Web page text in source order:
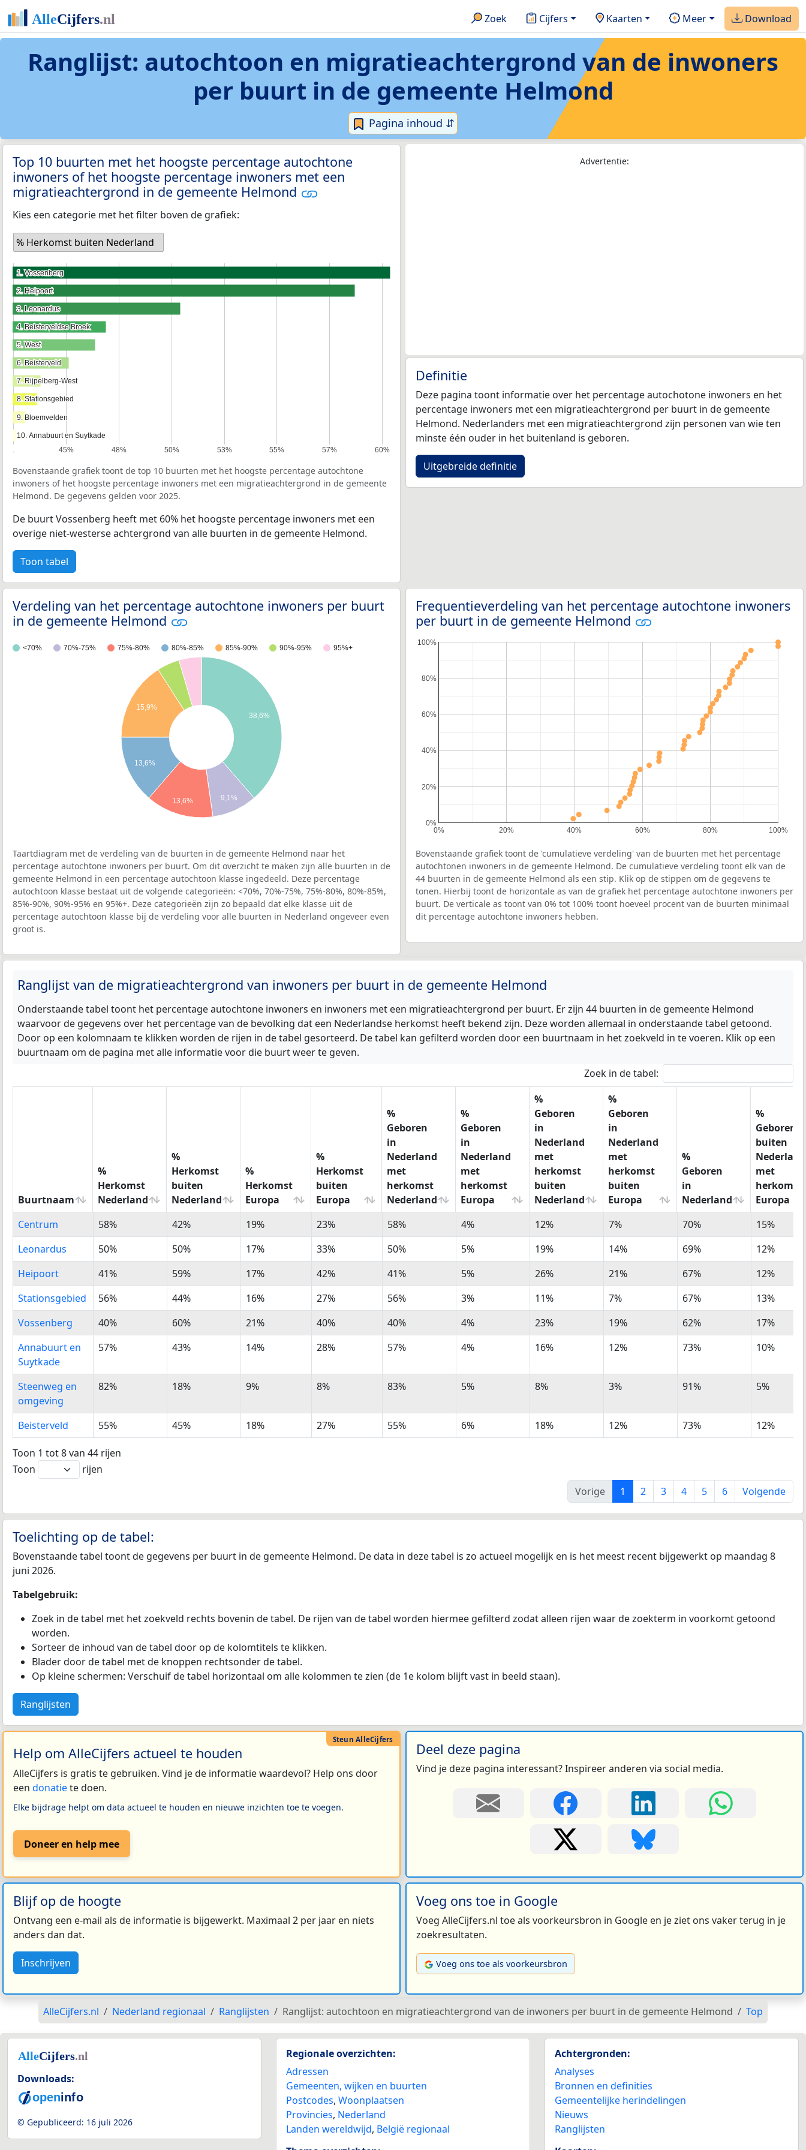
Zoek Cijfers Kaarten Meer Download
Ranglijst: autochtoon en migratieachtergrond van de inwoners
per buurt in de gemeente Helmond
Pagina inhoud ⇵
Top 10 buurten met het hoogste percentage autochtone
inwoners of het hoogste percentage inwoners met een
migratieachtergrond in de gemeente Helmond
Kies een categorie met het filter boven de grafiek:
% Herkomst buiten Nederland
45% 48% 50% 53% 55% 57% 60%
1. Vossenberg
1. Vossenberg
2. Heipoort
2. Heipoort
3. Leonardus
3. Leonardus
4. Beisterveldse Broek
4. Beisterveldse Broek
5. West
5. West
6. Beisterveld
6. Beisterveld
7. Rijpelberg-West
7. Rijpelberg-West
8. Stationsgebied
8. Stationsgebied
9. Bloemvelden
9. Bloemvelden
10. Annabuurt en Suytkade
10. Annabuurt en Suytkade
Bovenstaande grafiek toont de top 10 buurten met het hoogste percentage autochtone
inwoners of het hoogste percentage inwoners met een migratieachtergrond in de gemeente
Helmond. De gegevens gelden voor 2025.
De buurt Vossenberg heeft met 60% het hoogste percentage inwoners met een
overige niet-westerse achtergrond van alle buurten in de gemeente Helmond.
Toon tabel
Advertentie:
Definitie
Deze pagina toont informatie over het percentage autochotone inwoners en het
percentage inwoners met een migratieachtergrond per buurt in de gemeente
Helmond. Nederlanders met een migratieachtergrond zijn personen van wie ten
minste één ouder in het buitenland is geboren.
Uitgebreide definitie
Verdeling van het percentage autochtone inwoners per buurt
in de gemeente Helmond
<70% 70%-75% 75%-80% 80%-85% 85%-90% 90%-95% 95%+
38,6%
9,1%
15,9%
13,6%
13,6%
Taartdiagram met de verdeling van de buurten in de gemeente Helmond naar het
percentage autochtone inwoners per buurt. Om dit overzicht te maken zijn alle buurten in de
gemeente Helmond in een percentage autochtoon klasse ingedeeld. Deze percentage
autochtoon klasse bestaat uit de volgende categorieën: <70%, 70%-75%, 75%-80%, 80%-85%,
85%-90%, 90%-95% en 95%+. Deze categorieën zijn zo bepaald dat elke klasse uit de
percentage autochtoon klasse bij de verdeling voor alle buurten in Nederland ongeveer even
groot is.
Frequentieverdeling van het percentage autochtone inwoners
per buurt in de gemeente Helmond
0% 20% 40% 60% 80% 100%
0%
20%
40%
60%
80%
100%
Bovenstaande grafiek toont de 'cumulatieve verdeling' van de buurten met het percentage
autochtonen inwoners in de gemeente Helmond. De cumulatieve verdeling toont elk van de
44 buurten in de gemeente Helmond als een stip. Klik op de stippen om de gegevens te
tonen. Hierbij toont de horizontale as van de grafiek het percentage autochtone inwoners per
buurt. De verticale as toont van 0% tot 100% toont hoeveel procent van de buurten minimaal
dit percentage autochtone inwoners hebben.
Ranglijst van de migratieachtergrond van inwoners per buurt in de gemeente Helmond
Onderstaande tabel toont het percentage autochtone inwoners en inwoners met een migratieachtergrond per buurt. Er zijn 44 buurten in de gemeente Helmond
waarvoor de gegevens over het percentage van de bevolking dat een Nederlandse herkomst heeft bekend zijn. Deze worden allemaal in onderstaande tabel getoond.
Door op een kolomnaam te klikken worden de rijen in de tabel gesorteerd. De tabel kan gefilterd worden door een buurtnaam in het zoekveld in te voeren. Klik op een
buurtnaam om de pagina met alle informatie voor die buurt weer te geven.
Zoek in de tabel:
Buurtnaam
%
Herkomst
Nederland
%
Herkomst
buiten
Nederland
%
Herkomst
Europa
%
Herkomst
buiten
Europa
%
Geboren
in
Nederland
met
herkomst
Nederland
%
Geboren
in
Nederland
met
herkomst
Europa
%
Geboren
in
Nederland
met
herkomst
buiten
Nederland
%
Geboren
in
Nederland
met
herkomst
buiten
Europa
%
Geboren
in
Nederland
%
Geboren
buiten
Nederland
met
herkomst
Europa
Buurtnaam
%
Herkomst
Nederland
%
Herkomst
buiten
Nederland
%
Herkomst
Europa
%
Herkomst
buiten
Europa
%
Geboren
in
Nederland
met
herkomst
Nederland
%
Geboren
in
Nederland
met
herkomst
Europa
%
Geboren
in
Nederland
met
herkomst
buiten
Nederland
%
Geboren
in
Nederland
met
herkomst
buiten
Europa
%
Geboren
in
Nederland
%
Geboren
buiten
Nederland
met
herkomst
Europa
Centrum 58% 42% 19% 23% 58% 4% 12% 7% 70%
15%
Leonardus
50% 50% 17% 33% 50% 5% 19% 14% 69%
12%
Heipoort
41% 59% 17% 42% 41% 5% 26% 21% 67%
12%
Stationsgebied
56% 44% 16% 27% 56% 3% 11% 7% 67%
13%
Vossenberg
40% 60% 21% 40% 40% 4% 23% 19% 62%
17%
Annabuurt en
Suytkade
57% 43% 14% 28% 57% 4% 16% 12% 73% 10%
Steenweg en
omgeving
82% 18% 9% 8% 83% 5% 8% 3% 91% 5%
Beisterveld 55% 45% 18% 27% 55% 6% 18% 12% 73% 12%
Toon 1 tot 8 van 44 rijen
Toon
rijen
Vorige
1 2 3 4 5 6 Volgende
Toelichting op de tabel:
Bovenstaande tabel toont de gegevens per buurt in de gemeente Helmond. De data in deze tabel is zo actueel mogelijk en is het meest recent bijgewerkt op maandag 8
juni 2026.
Tabelgebruik:
Zoek in de tabel met het zoekveld rechts bovenin de tabel. De rijen van de tabel worden hiermee gefilterd zodat alleen rijen waar de zoekterm in voorkomt getoond
worden.
Sorteer de inhoud van de tabel door op de kolomtitels te klikken.
Blader door de tabel met de knoppen rechtsonder de tabel.
Op kleine schermen: Verschuif de tabel horizontaal om alle kolommen te zien (de 1e kolom blijft vast in beeld staan).
Ranglijsten
Help om AlleCijfers actueel te houden
AlleCijfers is gratis te gebruiken. Vind je de informatie waardevol? Help ons door
een donatiete doen.
Elke bijdrage helpt om data actueel te houden en nieuwe inzichten toe te voegen.
Doneer en help mee
Deel deze pagina
Vind je deze pagina interessant? Inspireer anderen via social media.
Blijf op de hoogte
Ontvang een e-mail als de informatie is bijgewerkt. Maximaal 2 per jaar en niets
anders dan dat.
Inschrijven
Voeg ons toe in Google
Voeg AlleCijfers.nl toe als voorkeursbron in Google en je ziet ons vaker terug in je
zoekresultaten.
Voeg ons toe als voorkeursbron
AlleCijfers.nl Nederland regionaal Ranglijsten Ranglijst: autochtoon en migratieachtergrond van de inwoners per buurt in de gemeente Helmond Top
Downloads:
© Gepubliceerd: 16 juli 2026
Regionale overzichten:
Adressen
Gemeenten, wijken en buurten
Postcodes, Woonplaatsen
Provincies, Nederland
Landen wereldwijd, België regionaal
Achtergronden:
Analyses
Bronnen en definities
Gemeentelijke herindelingen
Nieuws
Ranglijsten